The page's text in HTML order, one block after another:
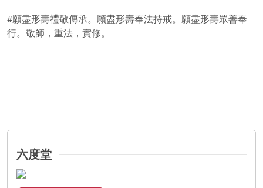
#願盡形壽禮敬傳承。願盡形壽奉法持戒。願盡形壽眾善奉
行。敬師，重法，實修。
六度堂